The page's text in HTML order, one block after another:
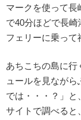
マークを使って長
で40分ほどで長
フェリーに乗って
あちこちの島に行
ュールを見なが
では・・・？」
サイトで調べると